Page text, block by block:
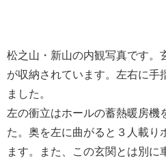
実例集
ブログ
松之山・新山の内観写真です。
が収納されています。左右に手
ました。
左の衝立はホールの蓄熱暖房機
た。奥を左に曲がると３人載り
ます。また、この玄関とは別に